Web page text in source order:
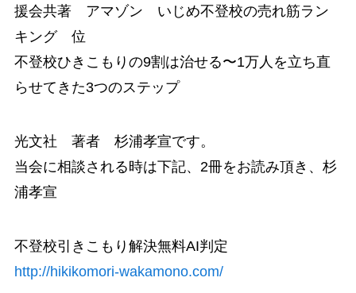
援会共著 アマゾン いじめ不登校の売れ筋ラン
キング 位
不登校ひきこもりの9割は治せる〜1万人を立ち直
らせてきた3つのステップ
光文社 著者 杉浦孝宣です。
当会に相談される時は下記、2冊をお読み頂き、 杉
浦孝宣
不登校引きこもり解決無料AI判定
http://hikikomori-wakamono.com/